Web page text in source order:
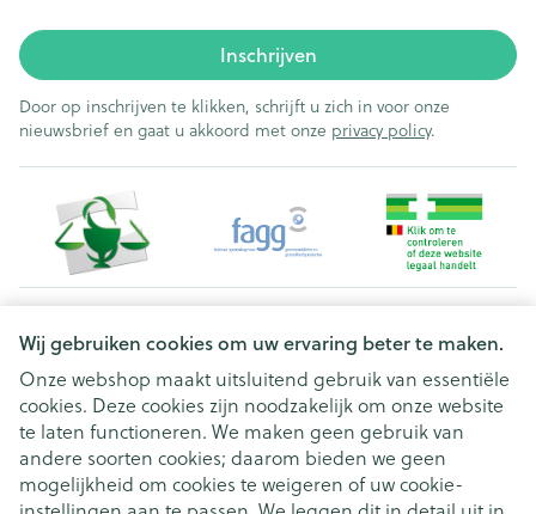
Wij gebruiken cookies om uw ervaring beter te maken.
Onze webshop maakt uitsluitend gebruik van essentiële
cookies. Deze cookies zijn noodzakelijk om onze website
te laten functioneren. We maken geen gebruik van
andere soorten cookies; daarom bieden we geen
mogelijkheid om cookies te weigeren of uw cookie-
Inschrijven
Door op inschrijven te klikken, schrijft u zich in voor onze
nieuwsbrief en gaat u akkoord met onze privacy policy.
Juridische links